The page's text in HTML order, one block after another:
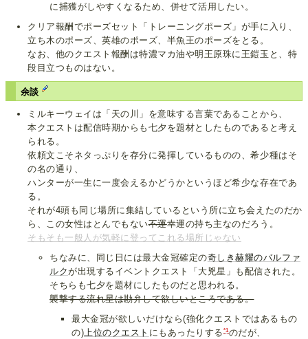
に捕獲がしやすくなるため、併せて活用したい。
クリア報酬でポーズセット「トレーニングポーズ」が手に入り、
立ち木のポーズ、英雄のポーズ、半魚王のポーズをとる。
なお、他のクエスト報酬は特濃マカ油や明王原珠に王鎧玉と、特
段目立つものはない。
余談
ミルキーウェイは「天の川」を意味する言葉であることから、
本クエストは配信時期からも七夕を題材としたものであると考え
られる。
依頼文こそネタっぷりを存分に発揮しているものの、希少種はそ
の名の通り、
ハンターが一生に一度会えるかどうかというほど希少な存在であ
る。
それが4頭も同じ場所に集結しているという所に立ち会えたのだか
ら、この女性はとんでもない不運幸運の持ち主なのだろう。
そもそも一般人が気軽に登ってこれる場所じゃない
ちなみに、同じ日には最大金冠確定の奇しき赫耀のバルファ
ルクが出現するイベントクエスト「大兇星」も配信された。
そちらも七夕を題材にしたものだと思われる。
襲撃する流れ星は勘弁して欲しいところである。
最大金冠が欲しいだけなら(強化クエストではあるもの
の)上位のクエスト にもあったりする *1のだが、